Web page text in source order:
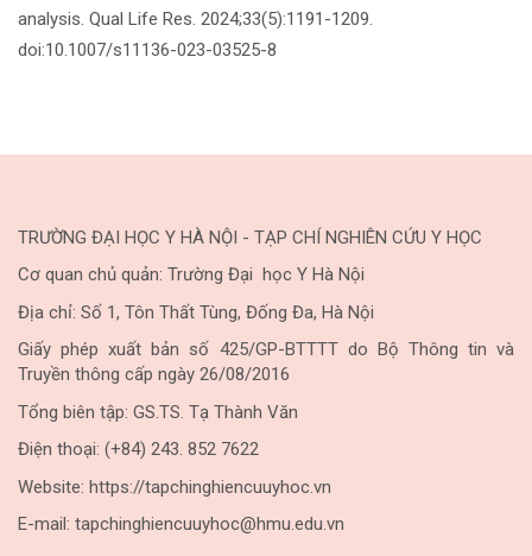
analysis. Qual Life Res. 2024;33(5):1191-1209.
doi:10.1007/s11136-023-03525-8
TRƯỜNG ĐẠI HỌC Y HÀ NỘI - TẠP CHÍ NGHIÊN CỨU Y HỌC
Cơ quan chủ quản: Trường Đại học Y Hà Nội
Địa chỉ: Số 1, Tôn Thất Tùng, Đống Đa, Hà Nội
Giấy phép xuất bản số 425/GP-BTTTT do Bộ Thông tin và
Truyền thông cấp ngày 26/08/2016
Tổng biên tập: GS.TS. Tạ Thành Văn
Điện thoại: (+84) 243. 852 7622
Website: https://tapchinghiencuuyhoc.vn
E-mail: tapchinghiencuuyhoc@hmu.edu.vn